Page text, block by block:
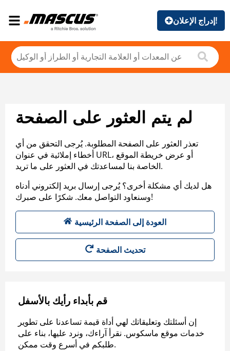
إدراج الإعلان!
لم يتم العثور على الصفحة
تعذر العثور على الصفحة المطلوبة. يُرجى التحقق من أي
أخطاء إملائية في عنوان URL، أو عرض خريطة الموقع
الخاصة بنا لمساعدتك في العثور على ما تريد.
هل لديك أي مشكلة أخرى؟ يُرجى إرسال بريد إلكتروني أدناه
وسنعاود التواصل معك. شكرًا على صبرك!
العودة إلى الصفحة الرئيسية
تحديث الصفحة
قم بأبداء رأيك بالأسفل
إن أسئلتك وتعليقاتك لهي أداة قيمة تساعدنا على تطوير
خدمات موقع ماسكوس. نقرأ آراءك، ونرد عليها، بناء على
طلبكم في أسرع وقت ممكن.